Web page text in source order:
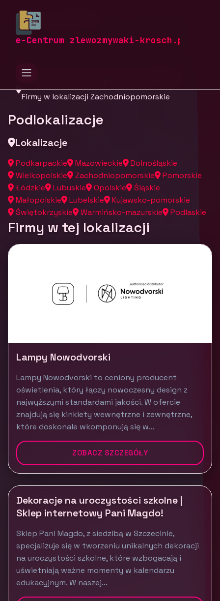
e-Centrum zlewozmywaki-krosch.pl
zlewozmywaki-krosch.pl
Firmy z województwa
Zachodniopomorskie
Firmy w lokalizacji Zachodniopomorskie
Podlokalizacje
Lokalizacje
Podkarpackie Mazowieckie
Dolnośląskie
Wielkopolskie
Zachodniopomorskie
Pomorskie
Łódzkie
Lubuskie Opolskie
Śląskie
Małopolskie
Lubelskie
Kujawsko-pomorskie
Świętokrzyskie
Warmińsko-mazurskie Podlaskie
Firmy w tej lokalizacji
Lampy Nowodvorski
Lampy Nowodvorski to ceniony producent
oświetlenia, który łączy nowoczesny design z
najwyższymi standardami jakości. W ofercie
znajdują się kinkiety wewnętrzne i zewnętrzne,
które doskonale wkomponują się w...
ZOBACZ SZCZEGÓŁY
Dekoracje na uroczystości szkolne |
Sklep internetowy Pani Magdo!
Sklep Pani Magdo, z siedzibą w Szczecinie,
specjalizuje się w tworzeniu unikalnych dekoracji
na uroczystości szkolne, które wzbogacają i
uświetniają ważne momenty w kalendarzu
edukacyjnym. W naszej...